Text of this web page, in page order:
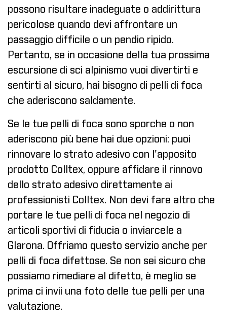
possono risultare inadeguate o addirittura
pericolose quando devi affrontare un
passaggio difficile o un pendio ripido.
Pertanto, se in occasione della tua prossima
escursione di sci alpinismo vuoi divertirti e
sentirti al sicuro, hai bisogno di pelli di foca
che aderiscono saldamente.
Se le tue pelli di foca sono sporche o non
aderiscono più bene hai due opzioni: puoi
rinnovare lo strato adesivo con l'apposito
prodotto Colltex, oppure affidare il rinnovo
dello strato adesivo direttamente ai
professionisti Colltex. Non devi fare altro che
portare le tue pelli di foca nel negozio di
articoli sportivi di fiducia o inviarcele a
Glarona. Offriamo questo servizio anche per
pelli di foca difettose. Se non sei sicuro che
possiamo rimediare al difetto, è meglio se
prima ci invii una foto delle tue pelli per una
valutazione.